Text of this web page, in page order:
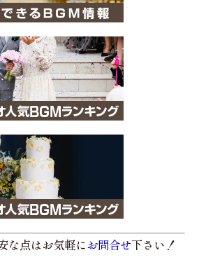
な点はお気軽にお問合せ下さい！